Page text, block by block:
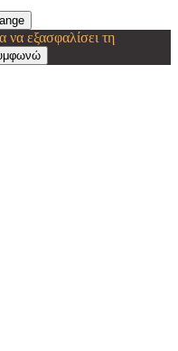
να εξασφαλίσει τη